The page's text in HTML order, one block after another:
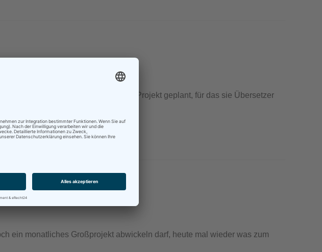
haben, haben ein neues Projekt geplant, für das sie Übersetzer
ein monatliches Großprojekt abwickeln darf, heute mal wieder was zum